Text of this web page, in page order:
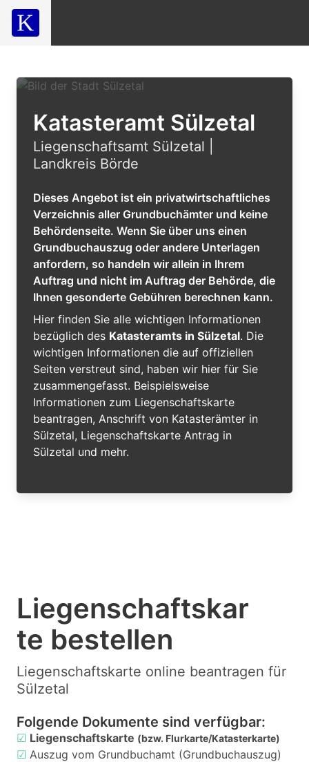
Katasteramt Sülzetal
Liegenschaftsamt Sülzetal |
Landkreis Börde
Dieses Angebot ist ein privatwirtschaftliches
Verzeichnis aller Grundbuchämter und keine
Behördenseite. Wenn Sie über uns einen
Grundbuchauszug oder andere Unterlagen
anfordern, so handeln wir allein in Ihrem
Auftrag und nicht im Auftrag der Behörde, die
Ihnen gesonderte Gebühren berechnen kann.
Hier finden Sie alle wichtigen Informationen
bezüglich des Katasteramts in Sülzetal. Die
wichtigen Informationen die auf offiziellen
Seiten verstreut sind, haben wir hier für Sie
zusammengefasst. Beispielsweise
Informationen zum Liegenschaftskarte
beantragen, Anschrift von Katasterämter in
Sülzetal, Liegenschaftskarte Antrag in
Sülzetal und mehr.
Liegenschaftskar
te bestellen
Liegenschaftskarte online beantragen für
Sülzetal
Folgende Dokumente sind verfügbar:
☑ Liegenschaftskarte (bzw. Flurkarte/Katasterkarte)
☑ Auszug vom Grundbuchamt (Grundbuchauszug)